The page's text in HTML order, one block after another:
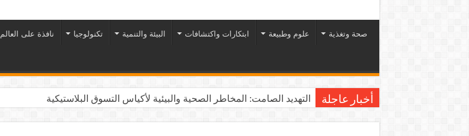
صحة وتغذية علوم وطبيعة ابتكارات واكتشافات البيئة والتنمية تكنولوجيا نافذة على العالم
أخبار عاجلة التهديد الصامت: المخاطر الصحية والبيئية لأكياس التسوق البلاستيكية